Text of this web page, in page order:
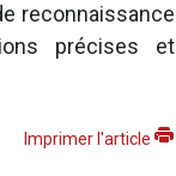
reconnaissance
précises et
Imprimer l'article